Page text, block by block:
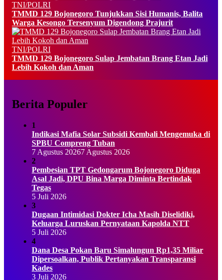
TNI/POLRI
TMMD 129 Bojonegoro Tunjukkan Sisi Humanis, Balita
Warga Kesongo Tersenyum Digendong Prajurit
TNI/POLRI
TMMD 129 Bojonegoro Sulap Jembatan Brang Etan Jadi
Lebih Kokoh dan Aman
Berita Populer
1
Indikasi Mafia Solar Subsidi Kembali Mengemuka di
SPBU Compreng Tuban
7 Agustus 20267 Agustus 2026
2
Pembesian TPT Gedongarum Bojonegoro Diduga
Asal Jadi, DPU Bina Marga Diminta Bertindak
Tegas
5 Juli 2026
3
Dugaan Intimidasi Dokter Icha Masih Diselidiki,
Keluarga Luruskan Pernyataan Kapolda NTT
5 Juli 2026
4
Dana Desa Pokan Baru Simalungun Rp1,35 Miliar
Dipersoalkan, Publik Pertanyakan Transparansi
Kades
3 Juli 2026